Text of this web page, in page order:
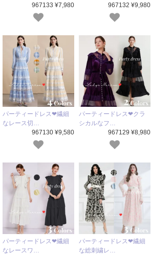
967133 ¥7,980
967132 ¥9,980
パーティードレス❤繊細
なレース切…
967130 ¥9,580
パーティードレス❤クラ
シカルなフ…
967129 ¥8,980
パーティードレス❤繊細
なレースワ…
パーティードレス❤繊細
な総刺繍レ…